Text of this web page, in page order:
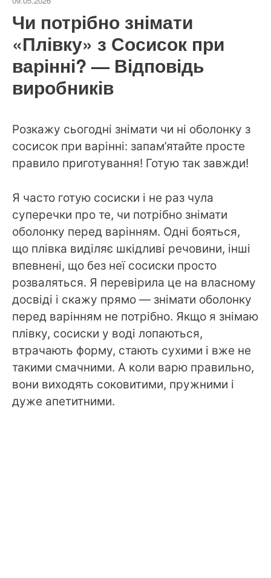
Чи потрібно знімати
«Плівку» з Сосисок при
варінні? — Відповідь
виробників
Розкажу сьогодні знімати чи ні оболонку з
сосисок при варінні: запам’ятайте просте
правило приготування! Готую так завжди!
Я часто готую сосиски і не раз чула
суперечки про те, чи потрібно знімати
оболонку перед варінням. Одні бояться,
що плівка виділяє шкідливі речовини, інші
впевнені, що без неї сосиски просто
розваляться. Я перевірила це на власному
досвіді і скажу прямо — знімати оболонку
перед варінням не потрібно. Якщо я знімаю
плівку, сосиски у воді лопаються,
втрачають форму, стають сухими і вже не
такими смачними. А коли варю правильно,
вони виходять соковитими, пружними і
дуже апетитними.